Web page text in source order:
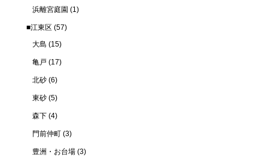
浜離宮庭園 (1)
■江東区 (57)
大島 (15)
亀戸 (17)
北砂 (6)
東砂 (5)
森下 (4)
門前仲町 (3)
豊洲・お台場 (3)